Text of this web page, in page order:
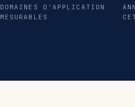
DOMAINES D'APPLICATION
MESURABLES